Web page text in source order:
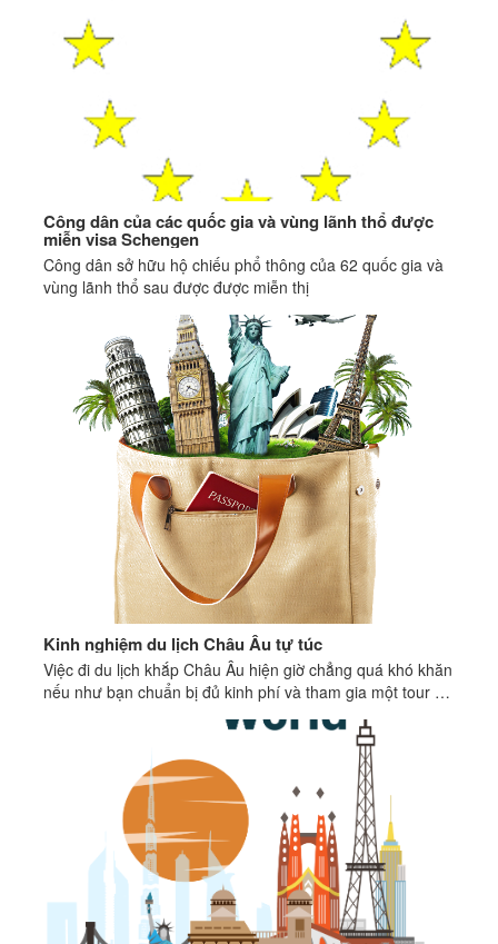
Công dân của các quốc gia và vùng lãnh thổ được
miễn visa Schengen
Công dân sở hữu hộ chiếu phổ thông của 62 quốc gia và
vùng lãnh thổ sau được được miễn thị
Kinh nghiệm du lịch Châu Âu tự túc
Việc đi du lịch khắp Châu Âu hiện giờ chẳng quá khó khăn
nếu như bạn chuẩn bị đủ kinh phí và tham gia một tour có